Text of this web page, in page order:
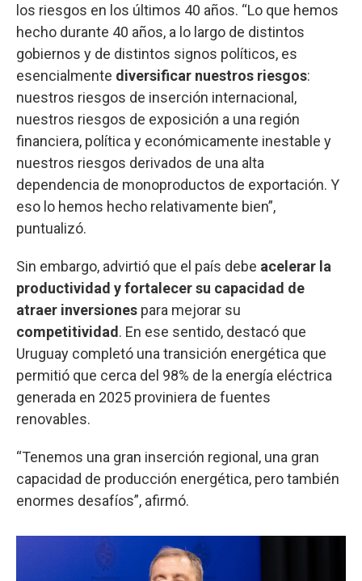
los riesgos en los últimos 40 años. “Lo que hemos
hecho durante 40 años, a lo largo de distintos
gobiernos y de distintos signos políticos, es
esencialmente diversificar nuestros riesgos:
nuestros riesgos de inserción internacional,
nuestros riesgos de exposición a una región
financiera, política y económicamente inestable y
nuestros riesgos derivados de una alta
dependencia de monoproductos de exportación. Y
eso lo hemos hecho relativamente bien”,
puntualizó.
Sin embargo, advirtió que el país debe acelerar la
productividad y fortalecer su capacidad de
atraer inversiones para mejorar su
competitividad . En ese sentido, destacó que
Uruguay completó una transición energética que
permitió que cerca del 98% de la energía eléctrica
generada en 2025 proviniera de fuentes
renovables.
“Tenemos una gran inserción regional, una gran
capacidad de producción energética, pero también
enormes desafíos”, afirmó.